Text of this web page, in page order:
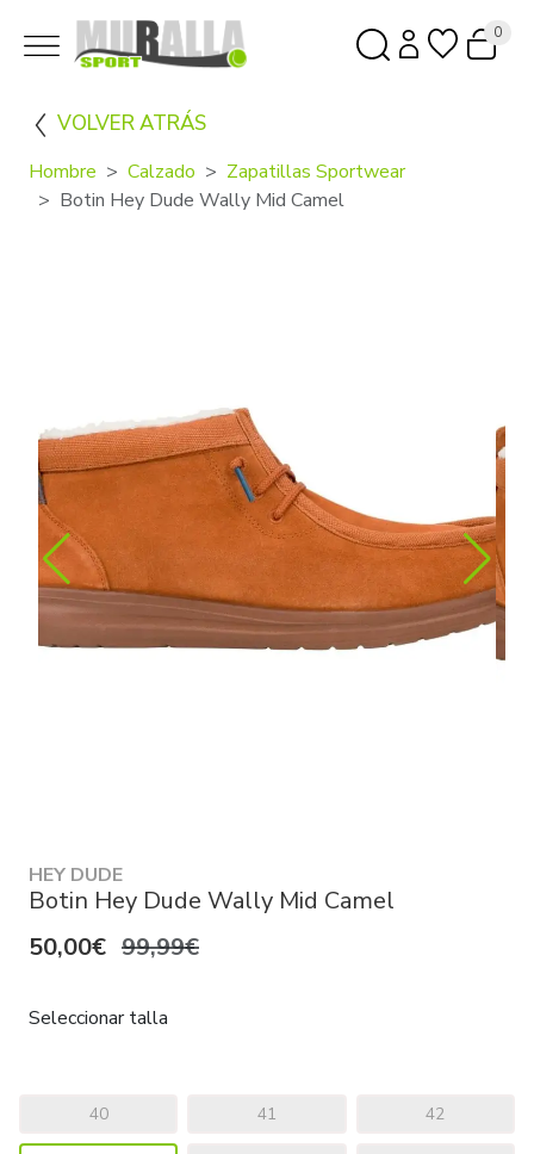
0
VOLVER ATRÁS
Hombre Calzado
Zapatillas Sportwear
Botin Hey Dude Wally Mid Camel
HEY DUDE
Botin Hey Dude Wally Mid Camel
50,00€ 99,99€
Seleccionar talla
40 41 42